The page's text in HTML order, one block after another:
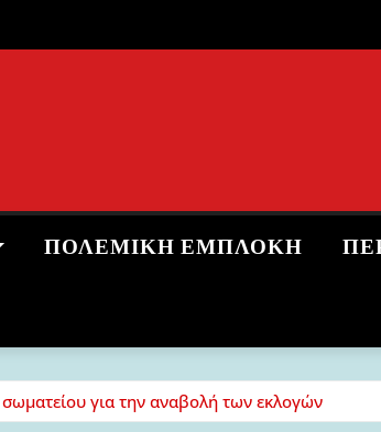
ΠΟΛΕΜΙΚΉ ΕΜΠΛΟΚΉ
για την αναβολή των εκλογών